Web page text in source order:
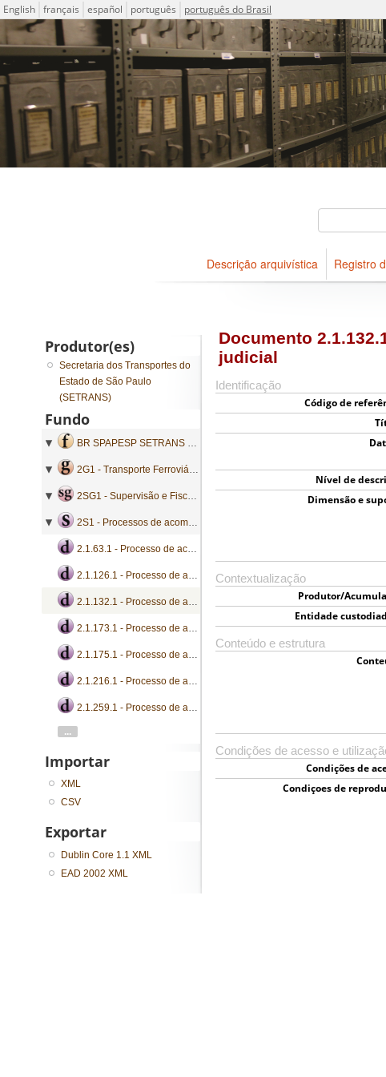
Idioma
English français español português português do Brasil
Descrições arquivísticas do
Projeto ICA-AtoM
Descrição arquivística Registro
Documento
judicial
Identificação
Código de
Nível de
Dimensão e
Contextualização
Produtor/
Entidade
Conteúdo e estrutura
Condições de acesso e
Condições de
Condiçoes de
Produtor(es)
Secretaria dos Transportes do
Estado de São Paulo
(SETRANS)
Fundo
BR SPAPESP SETRANS - Secretaria dos Transportes do Estado de São Paulo
2G1 - Transporte Ferroviário
2SG1 - Supervisão e Fiscalização
2S1 - Processos de acompanhamento e instrução de ação judicial
2.1.63.1 - Processo de acompanhamento e instrução de ação judicial
2.1.126.1 - Processo de acompanhamento e instrução de ação judicial
2.1.132.1 - Processo de acompanhamento e instrução de ação judicial
2.1.173.1 - Processo de acompanhamento e instrução de ação judicial
2.1.175.1 - Processo de acompanhamento e instrução de ação judicial
2.1.216.1 - Processo de acompanhamento e instrução de ação judicial
2.1.259.1 - Processo de acompanhamento e instrução de ação judicial
...
Importar
XML
CSV
Exportar
Dublin Core 1.1 XML
EAD 2002 XML